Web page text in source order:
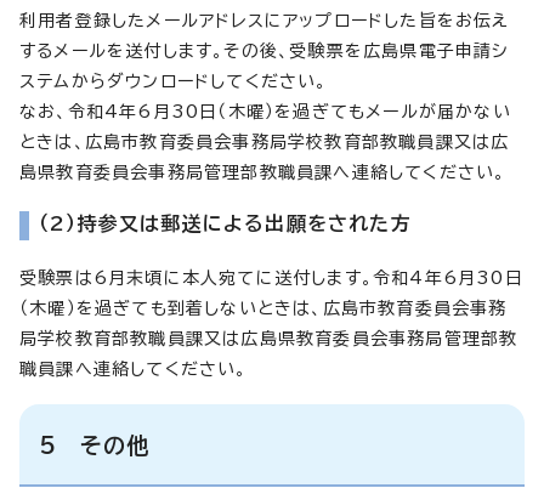
利用者登録したメールアドレスにアップロードした旨をお伝え
するメールを送付します。その後、受験票を広島県電子申請シ
ステムからダウンロードしてください。
なお、令和4年6月30日（木曜）を過ぎてもメールが届かない
ときは、広島市教育委員会事務局学校教育部教職員課又は広
島県教育委員会事務局管理部教職員課へ連絡してください。
（2）持参又は郵送による出願をされた方
受験票は6月末頃に本人宛てに送付します。令和4年6月30日
（木曜）を過ぎても到着しないときは、広島市教育委員会事務
局学校教育部教職員課又は広島県教育委員会事務局管理部教
職員課へ連絡してください。
5 その他